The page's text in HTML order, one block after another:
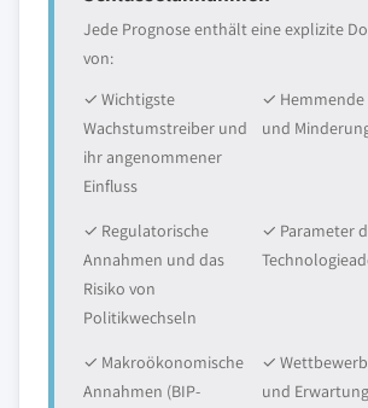
Jede Prognose enthält eine explizite
von:
✓ Wichtigste
Wachstumstreiber und
ihr angenommener
Einfluss
✓ Hemmende
und
✓ Regulatorische
Annahmen und das
Risiko von
Politikwechseln
✓ Parameter
✓ Makroökonomische
Annahmen (BIP-
✓
und